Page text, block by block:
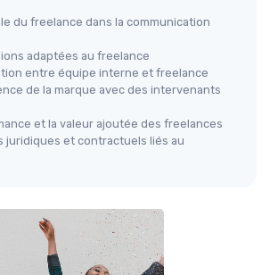
du freelance dans la communication
adaptées au freelance
entre équipe interne et freelance
de la marque avec des intervenants
et la valeur ajoutée des freelances
juridiques et contractuels liés au